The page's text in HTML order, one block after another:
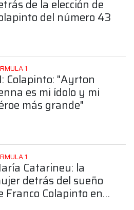
de la elección de
del número 43
1
Colapinto: "Ayrton
es mi ídolo y mi
más grande"
1
Catarineu: la
detrás del sueño
Franco Colapinto en